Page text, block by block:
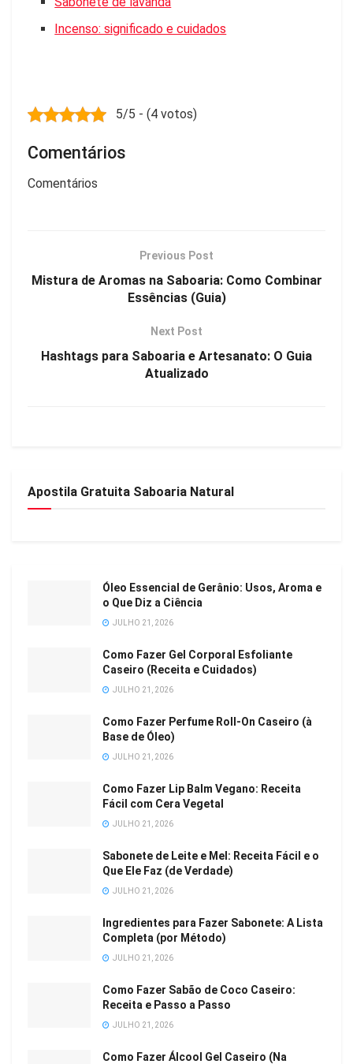
Incenso: significado e cuidados
5/5 - (4 votos)
Comentários
Comentários
Previous Post
Mistura de Aromas na Saboaria: Como Combinar
Essências (Guia)
Next Post
Hashtags para Saboaria e Artesanato: O Guia
Atualizado
Apostila Gratuita Saboaria Natural
Óleo Essencial de Gerânio: Usos, Aroma e
o Que Diz a Ciência
JULHO 21, 2026
Como Fazer Gel Corporal Esfoliante
Caseiro (Receita e Cuidados)
JULHO 21, 2026
Como Fazer Perfume Roll-On Caseiro (à
Base de Óleo)
JULHO 21, 2026
Como Fazer Lip Balm Vegano: Receita
Fácil com Cera Vegetal
JULHO 21, 2026
Sabonete de Leite e Mel: Receita Fácil e o
Que Ele Faz (de Verdade)
JULHO 21, 2026
Ingredientes para Fazer Sabonete: A Lista
Completa (por Método)
JULHO 21, 2026
Como Fazer Sabão de Coco Caseiro:
Receita e Passo a Passo
JULHO 21, 2026
Como Fazer Álcool Gel Caseiro (Na